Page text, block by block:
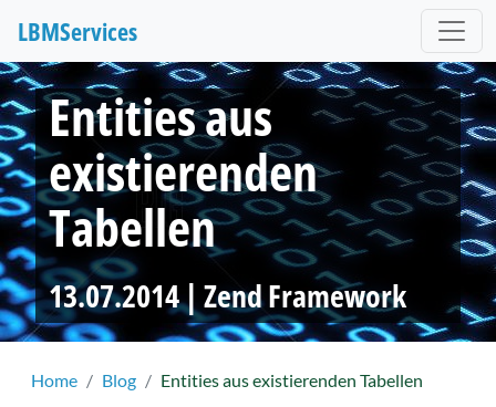
LBMServices
Entities aus
existierenden
Tabellen
13.07.2014 | Zend Framework
Home Blog Entities aus existierenden Tabellen